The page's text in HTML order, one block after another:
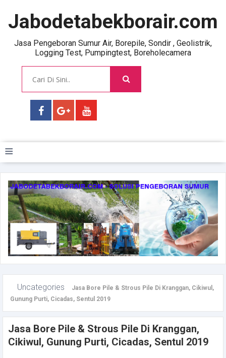
Jabodetabekborair.com
Jasa Pengeboran Sumur Air, Borepile, Sondir , Geolistrik,
Logging Test, Pumpingtest, Boreholecamera
≡
Uncategories
Jasa Bore Pile & Strous Pile Di Kranggan, Cikiwul,
Gunung Purti, Cicadas, Sentul 2019
Jasa Bore Pile & Strous Pile Di Kranggan,
Cikiwul, Gunung Purti, Cicadas, Sentul 2019